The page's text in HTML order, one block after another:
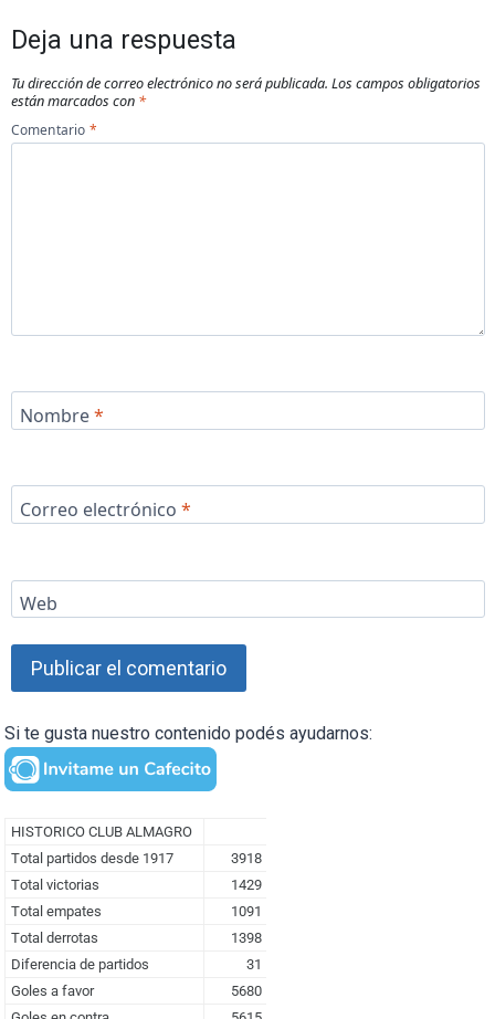
Deja una respuesta
Tu dirección de correo electrónico no será publicada. Los campos obligatorios
están marcados con *
Comentario *
Nombre*
Correo electrónico *
Web
Si te gusta nuestro contenido podés ayudarnos: